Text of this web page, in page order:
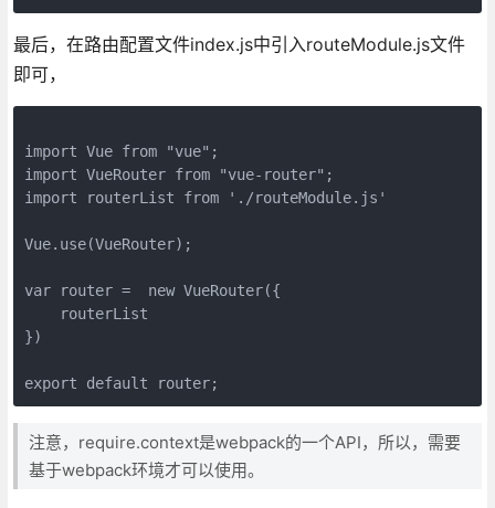
最后，在路由配置文件index.js中引入routeModule.js文件
即可，
import Vue from "vue";
import VueRouter from "vue-router";
import routerList from './routeModule.js'
Vue.use(VueRouter);
var router =  new VueRouter({
    routerList
})
export default router;
注意，require.context是webpack的一个API，所以，需要
基于webpack环境才可以使用。